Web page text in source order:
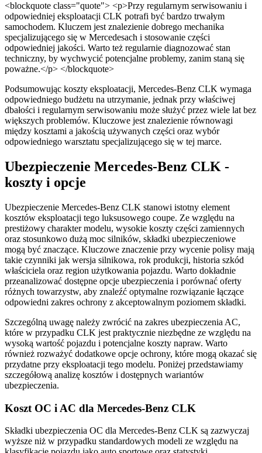
<blockquote class="quote"> <p>Przy regularnym serwisowaniu i
odpowiedniej eksploatacji CLK potrafi być bardzo trwałym
samochodem. Kluczem jest znalezienie dobrego mechanika
specjalizującego się w Mercedesach i stosowanie części
odpowiedniej jakości. Warto też regularnie diagnozować stan
techniczny, by wychwycić potencjalne problemy, zanim staną się
poważne.</p> </blockquote>
Podsumowując koszty eksploatacji, Mercedes-Benz CLK wymaga
odpowiedniego budżetu na utrzymanie, jednak przy właściwej
dbałości i regularnym serwisowaniu może służyć przez wiele lat bez
większych problemów. Kluczowe jest znalezienie równowagi
między kosztami a jakością używanych części oraz wybór
odpowiedniego warsztatu specjalizującego się w tej marce.
Ubezpieczenie Mercedes-Benz CLK -
koszty i opcje
Ubezpieczenie Mercedes-Benz CLK stanowi istotny element
kosztów eksploatacji tego luksusowego coupe. Ze względu na
prestiżowy charakter modelu, wysokie koszty części zamiennych
oraz stosunkowo dużą moc silników, składki ubezpieczeniowe
mogą być znaczące. Kluczowe znaczenie przy wycenie polisy mają
takie czynniki jak wersja silnikowa, rok produkcji, historia szkód
właściciela oraz region użytkowania pojazdu. Warto dokładnie
przeanalizować dostępne opcje ubezpieczenia i porównać oferty
różnych towarzystw, aby znaleźć optymalne rozwiązanie łączące
odpowiedni zakres ochrony z akceptowalnym poziomem składki.
Szczególną uwagę należy zwrócić na zakres ubezpieczenia AC,
które w przypadku CLK jest praktycznie niezbędne ze względu na
wysoką wartość pojazdu i potencjalne koszty napraw. Warto
również rozważyć dodatkowe opcje ochrony, które mogą okazać się
przydatne przy eksploatacji tego modelu. Poniżej przedstawiamy
szczegółową analizę kosztów i dostępnych wariantów
ubezpieczenia.
Koszt OC i AC dla Mercedes-Benz CLK
Składki ubezpieczenia OC dla Mercedes-Benz CLK są zazwyczaj
wyższe niż w przypadku standardowych modeli ze względu na